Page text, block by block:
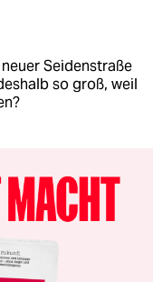
Seidenstraße
so groß, weil